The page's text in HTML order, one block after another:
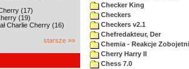
(17)
(19)
Charlie Cherry (16)
starsze »»
Checker King
Checkers
Checkers v2.1
Chefredakteur, Der
Chemia - Reakcje
Cherry Harry II
Chess 7.0